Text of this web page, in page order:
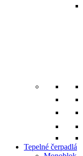
Tepelné čerpadlá